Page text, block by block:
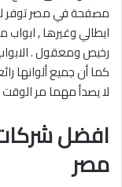
مصفحة في مصر توفر
ايطالي وغيرها , ابواب
رخيص ومعقول .
كما أن جميع ألوانها
لا يصدأ مهما مر الوقت
افضل
مصر